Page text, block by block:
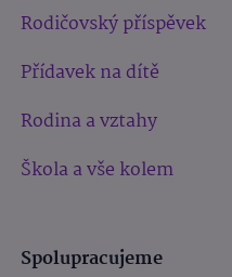
Rodičovský příspěvek
Přídavek na dítě
Rodina a vztahy
Škola a vše kolem
Spolupracujeme